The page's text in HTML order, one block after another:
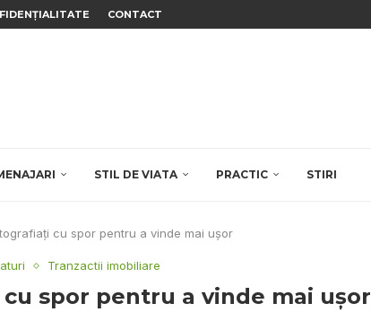
CONTACT
STIL DE VIATA PRACTIC STIRI
cu spor pentru a vinde mai uşor
Tranzactii imobiliare
spor pentru a vinde mai uşor